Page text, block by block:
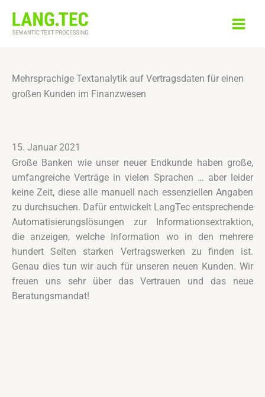
Inhalt
springen
Mehrsprachige Textanalytik auf Vertragsdaten für einen
großen Kunden im Finanzwesen
15. Januar 2021
Große Banken wie unser neuer Endkunde haben große,
umfangreiche Verträge in vielen Sprachen … aber leider
keine Zeit, diese alle manuell nach essenziellen Angaben
zu durchsuchen. Dafür entwickelt LangTec entsprechende
Automatisierungslösungen zur Informationsextraktion,
die anzeigen, welche Information wo in den mehrere
hundert Seiten starken Vertragswerken zu finden ist.
Genau dies tun wir auch für unseren neuen Kunden. Wir
freuen uns sehr über das Vertrauen und das neue
Beratungsmandat!